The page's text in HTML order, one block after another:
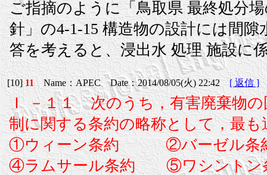
ご指摘のように「鳥取県 最終処分
針」の4-1-15 構造物の設計には間
答を考えると、浸出水 処理 施設に
[10]11Name：APEC Date：2014/08/05(火) 22:42[ 返信 ]
Ｉ －１１ 次のうち，有害廃棄物
制に関する条約の略称として，最
①ウィーン条約 ②バーゼル条
④ラムサール条約 ⑤ワシントン